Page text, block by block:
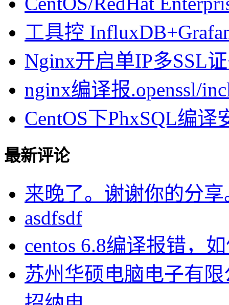
工具控
Nginx开启单IP多SSL
nginx编译报.openssl/
CentOS下PhxSQL编译
最新评论
来晚了。谢谢你的分享
asdfsdf
centos 6.8编译报错，
苏州华硕电脑电子有